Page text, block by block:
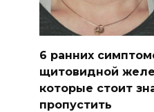
6 ранних
щитовидной
которые стоит
пропустить